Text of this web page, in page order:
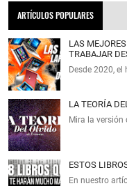
ARTÍCULOS POPULARES
LAS
TRABAJAR
Desde 2020, el
LA TEORÍA
Mira la
ESTOS
En nuestro